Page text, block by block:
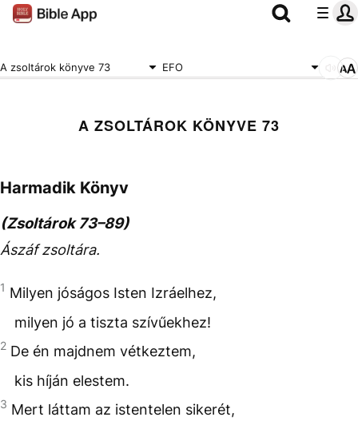
A zsoltárok könyve 73 EFO
A ZSOLTÁROK KÖNYVE 73
Harmadik Könyv
(Zsoltárok 73–89)
Ászáf zsoltára.
1 Milyen jóságos Isten Izráelhez,
milyen jó a tiszta szívűekhez!
2 De én majdnem vétkeztem,
kis híján elestem.
3 Mert láttam az istentelen sikerét,